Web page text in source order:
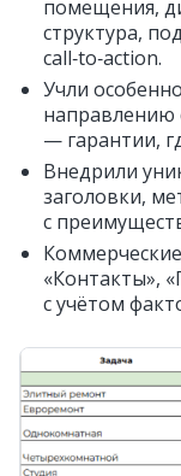
помещения,
структура,
call‑to‑action.
Учли
направлению
— гарантии,
Внедрили
заголовки,
с
«Контакты»,
с учётом